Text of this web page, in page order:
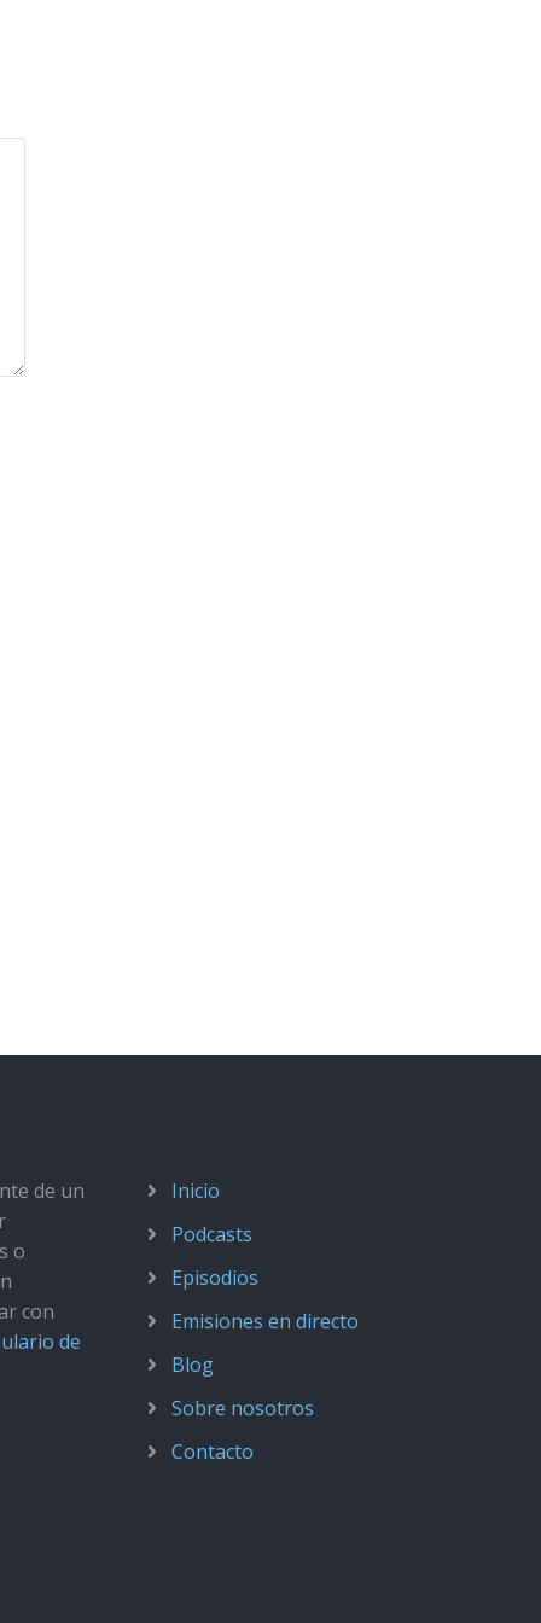
de un
o
con
de
Inicio
Podcasts
Episodios
Emisiones en directo
Blog
Sobre nosotros
Contacto